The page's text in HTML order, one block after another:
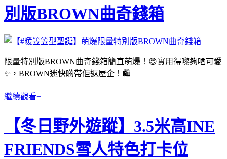
別版BROWN曲奇錢箱
限量特別版BROWN曲奇錢箱簡直萌爆！😍實用得嚟夠哂可愛
✨，BROWN迷快啲帶佢返屋企！🛍
繼續觀看+
【冬日野外遊蹤】3.5米高INE
FRIENDS雪人特色打卡位